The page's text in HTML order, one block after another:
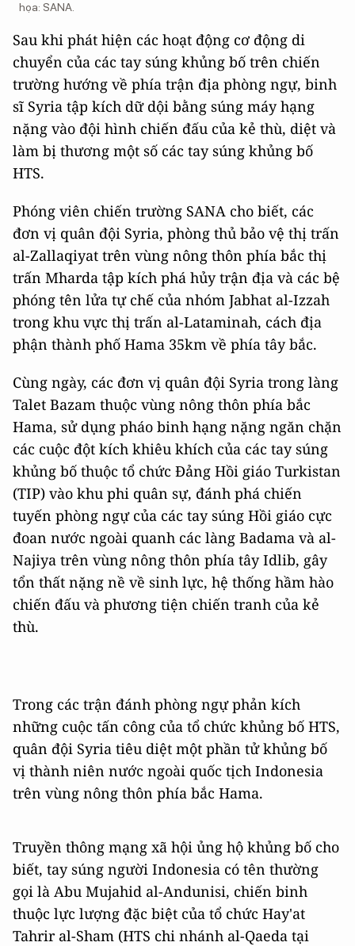
họa: SANA.
Sau khi phát hiện các hoạt động cơ động di
chuyển của các tay súng khủng bố trên chiến
trường hướng về phía trận địa phòng ngự, binh
sĩ Syria tập kích dữ dội bằng súng máy hạng
nặng vào đội hình chiến đấu của kẻ thù, diệt và
làm bị thương một số các tay súng khủng bố
HTS.
Phóng viên chiến trường SANA cho biết, các
đơn vị quân đội Syria, phòng thủ bảo vệ thị trấn
al-Zallaqiyat trên vùng nông thôn phía bắc thị
trấn Mharda tập kích phá hủy trận địa và các bệ
phóng tên lửa tự chế của nhóm Jabhat al-Izzah
trong khu vực thị trấn al-Lataminah, cách địa
phận thành phố Hama 35km về phía tây bắc.
Cùng ngày, các đơn vị quân đội Syria trong làng
Talet Bazam thuộc vùng nông thôn phía bắc
Hama, sử dụng pháo binh hạng nặng ngăn chặn
các cuộc đột kích khiêu khích của các tay súng
khủng bố thuộc tổ chức Đảng Hồi giáo Turkistan
(TIP) vào khu phi quân sự, đánh phá chiến
tuyến phòng ngự của các tay súng Hồi giáo cực
đoan nước ngoài quanh các làng Badama và al-
Najiya trên vùng nông thôn phía tây Idlib, gây
tổn thất nặng nề về sinh lực, hệ thống hầm hào
chiến đấu và phương tiện chiến tranh của kẻ
thù.
Trong các trận đánh phòng ngự phản kích
những cuộc tấn công của tổ chức khủng bố HTS,
quân đội Syria tiêu diệt một phần tử khủng bố
vị thành niên nước ngoài quốc tịch Indonesia
trên vùng nông thôn phía bắc Hama.
Truyền thông mạng xã hội ủng hộ khủng bố cho
biết, tay súng người Indonesia có tên thường
gọi là Abu Mujahid al-Andunisi, chiến binh
thuộc lực lượng đặc biệt của tổ chức Hay'at
Tahrir al-Sham (HTS chi nhánh al-Qaeda tại